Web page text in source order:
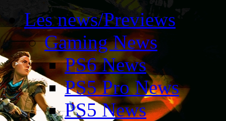
Les news/Previews
Gaming News
PS6 News
PS5 Pro News
PS5 News